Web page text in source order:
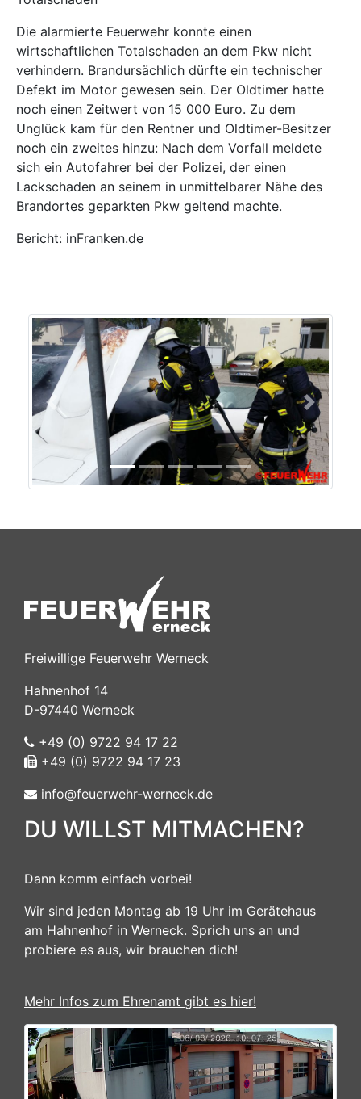
Die alarmierte Feuerwehr konnte einen
wirtschaftlichen Totalschaden an dem Pkw nicht
verhindern. Brandursächlich dürfte ein technischer
Defekt im Motor gewesen sein. Der Oldtimer hatte
noch einen Zeitwert von 15 000 Euro. Zu dem
Unglück kam für den Rentner und Oldtimer-Besitzer
noch ein zweites hinzu: Nach dem Vorfall meldete
sich ein Autofahrer bei der Polizei, der einen
Lackschaden an seinem in unmittelbarer Nähe des
Brandortes geparkten Pkw geltend machte.
Bericht: inFranken.de
Previous Next
Freiwillige Feuerwehr Werneck
Hahnenhof 14
D-97440 Werneck
+49 (0) 9722 94 17 22
+49 (0) 9722 94 17 23
info@feuerwehr-werneck.de
DU WILLST MITMACHEN?
Dann komm einfach vorbei!
Wir sind jeden Montag ab 19 Uhr im Gerätehaus
am Hahnenhof in Werneck. Sprich uns an und
probiere es aus, wir brauchen dich!
Mehr Infos zum Ehrenamt gibt es hier!